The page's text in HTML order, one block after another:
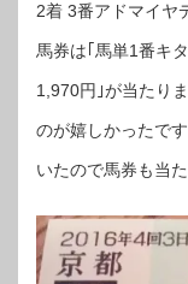
2着 3番アドマイヤ
馬券は｢馬単1番キ
1,970円｣が当たり
のが嬉しかったで
いたので馬券も当